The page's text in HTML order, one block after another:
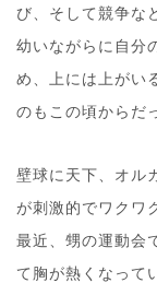
び、そして競争な
幼いながらに自分
め、上には上がい
のもこの頃からだ
壁球に天下、オル
が刺激的でワクワ
最近、甥の運動会
て胸が熱くなって